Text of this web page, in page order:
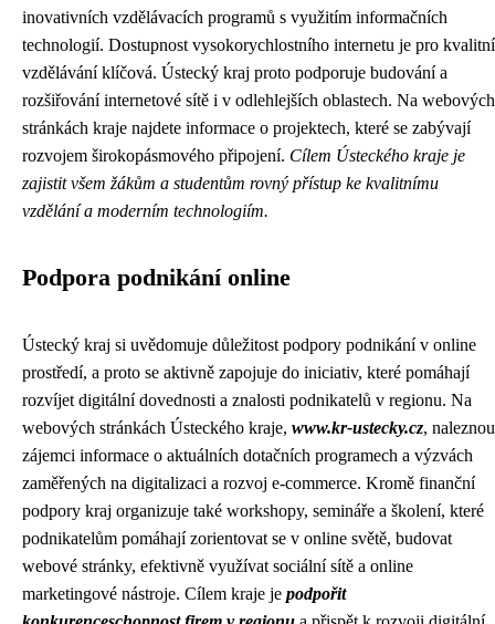
inovativních vzdělávacích programů s využitím informačních
technologií. Dostupnost vysokorychlostního internetu je pro kvalitní
vzdělávání klíčová. Ústecký kraj proto podporuje budování a
rozšiřování internetové sítě i v odlehlejších oblastech. Na webových
stránkách kraje najdete informace o projektech, které se zabývají
rozvojem širokopásmového připojení. Cílem Ústeckého kraje je
zajistit všem žákům a studentům rovný přístup ke kvalitnímu
vzdělání a moderním technologiím.
Podpora podnikání online
Ústecký kraj si uvědomuje důležitost podpory podnikání v online
prostředí, a proto se aktivně zapojuje do iniciativ, které pomáhají
rozvíjet digitální dovednosti a znalosti podnikatelů v regionu. Na
webových stránkách Ústeckého kraje, www.kr-ustecky.cz, naleznou
zájemci informace o aktuálních dotačních programech a výzvách
zaměřených na digitalizaci a rozvoj e-commerce. Kromě finanční
podpory kraj organizuje také workshopy, semináře a školení, které
podnikatelům pomáhají zorientovat se v online světě, budovat
webové stránky, efektivně využívat sociální sítě a online
marketingové nástroje. Cílem kraje je podpořit